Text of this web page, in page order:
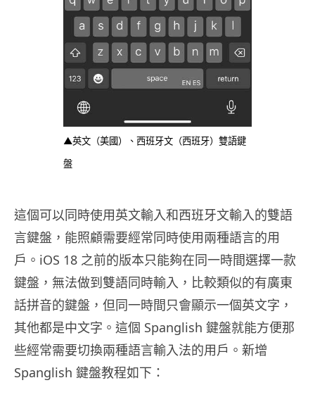
▲英文（美國）、西班牙文（西班牙）雙語鍵
盤
這個可以同時使用英文輸入和西班牙文輸入的雙語
言鍵盤，能照顧需要經常同時使用兩種語言的用
戶。iOS 18 之前的版本只能夠在同一時間選擇一款
鍵盤，無法做到雙語同時輸入，比較類似的有廣東
話拼音的鍵盤，但同一時間只會顯示一個英文字，
其他都是中文字。這個 Spanglish 鍵盤就能方便那
些經常需要切換兩種語言輸入法的用戶。新增
Spanglish 鍵盤教程如下：